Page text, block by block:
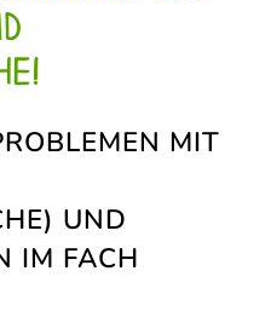
MIT
UND
IM FACH